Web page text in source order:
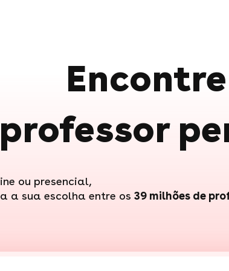
professor
ou presencial,
a sua escolha entre os 39 milhões de